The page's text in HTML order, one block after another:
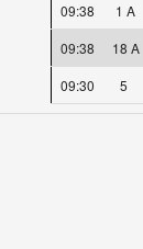
09:38
1 A
09:38
18 A
09:30
5